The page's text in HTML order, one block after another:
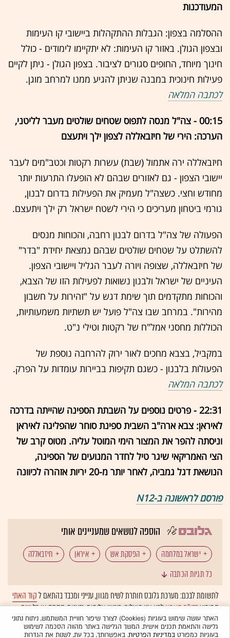
המעודכנות
ההסלמה בצפון: הגבלות ההתקהלות ביישובי קו העימות
ובצפון הגולן. באזור קו העימות: לא יתקיימו לימודים - כולל
חינוך מיוחד, החופים סגורים לציבור. בצפון הגולן - ניתן לקיים
פעילות חינוכית במבנה שניתן להגיע ממנו למרחב מוגן.
לכתבה המלאה
00:15 - צה"ל מנסה לתפוס שטחים שולטים מעבר לליטני,
הערכה: הירי של חיזבאללה לצפון ילך ויתעצם
חיזבאללה ירה אתמול (שבת) עשרות רקטות וכטב"מים לעבר
יישובי הצפון - גם לאזורים שבהם לא הופעלו התרעות יותר
מחודש וחצי. כשצה"ל מעמיק את הפעילות בדרום לבנון,
גורמי ביטחון מעריכים כי הירי לשטח ישראל רק ילך ויתעצם.
הפעולה של צה"ל בדרום לבנון רחבה, והכוחות מנסים
להשתלט על שטחים שולטים שבהם נמצאת יחידת "בדר"
של חיזבאללה, שצופה ויורה לעבר הגליל ויישובי הצפון.
העיניים של ישראל ולבנון נשואות לפעילות הזו של הצבא,
והכוחות מתקדמים תוך שימת דגש על "זהירות על חשבון
מהירות". במרחב שבו צה"ל פועל יש תשתיות משמעותיות,
הכוללות מחסני אמל"ח של רקטות וטילי נ"ט.
במקביל, בצבא מחכים לאור ירוק להרחבה נוספת של
הפעולות בלבנון - כשגם תקיפות בביירות עומדות על הפרק.
לכתבה המלאה
22:31 - פרטים נוספים על השבתת הספינה שהייתה בדרכה
לאיראן: צבא ארה"ב השבית ספינת סוחר שהפליגה לאיראן
וניסתה להפר את המצור הימי המוטל עליה. מטוס קרב של
הצי האמריקאי שיגר טיל לחדר המנועים של הספינה,
הנושאת דגל גמביה, לאחר יותר מ-20 יריות אזהרה לכיוונה
פורסם לראשונה ב-N12
הוספה לנושאים שמעניינים אותי
ישראל במלחמה הפסקת אש איראן חיזבאללה
פיגוע דריסה
פיקוד העורף כטב"מים טילים מצר הורמוז
כל תגיות הכתבה
לתשומת לבכם: מערכת גלובס חותרת לשיח מגוון, ענייני ומכבד בהתאם לקוד האתי
המופיעבדו"ח האמוןלפיו אנו פועלים. ביטויי אלימות, גזענות, הסתה או כל שיח
בלתי הולם אחר מסוננים בצורהאוטומטיתולא יפורסמו באתר.
האתר עושה שימוש בעוגיות (Cookies) לצורך שיפור חוויית המשתמש, ניתוח נתוני
גלישה והתאמת תכנים אישית. המשך הגלישה באתר מהווה הסכמה לשימוש
בעוגיות כמפורטבמדיניות הפרטיות. באפשרותך, בכל עת, לשנות את הגדרות